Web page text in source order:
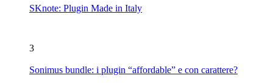
SKnote: Plugin Made in Italy
3
Sonimus bundle: i plugin “affordable” e con carattere?